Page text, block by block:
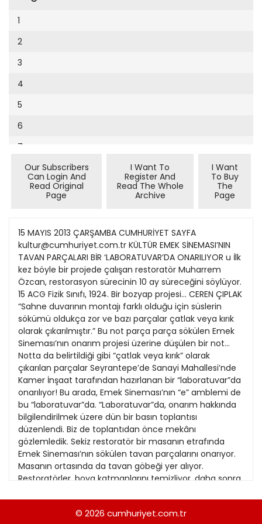
Cumhuriyet Sağlıklı Beslenme
Cumhuriyet Sokak
Cumhuriyet Spor
Cumhuriyet Strateji
Cumhuriyet Tarım
Cumhuriyet Yılbaşı
Çerçeve Eki
Dergi Eki
Ekonomi Eki
Evleniyoruz
Güney Dogu
Kitap Eki
Özel Ekler
Özel Okullar
Sevgililer Günü
Siyaset Eki
Sürdürülebilir yaşam
Turizm Eki
Yerel Yönetimler
1994
1991
1990
1989
1988
1987
1986
1985
1983
1982
1981
1980
9
10
11
12
13
14
15
16
19
20
21
22
23
24
25
26
27
28
29
30
31
1
2
3
4
5
6
7
11
12
13
14
15
16
17
18
Our Subscribers
Can Login And
Read Original
Page
I Want To
Register And
Read The Whole
Archive
I Want
To Buy
The
Page
15 MAYIS 2013 ÇARŞAMBA CUMHURİYET SAYFA
kultur@cumhuriyet.com.tr KÜLTÜR EMEK SİNEMASI’NIN
TAVAN PARÇALARI BİR ‘LABORATUVAR’DA ONARILIYOR u İlk
kez böyle bir projede çalışan restoratör Muharrem
Özcan, restorasyon sürecinin 10 ay süreceğini söylüyor.
15 ACG Fizik Sınıfı, 1924. Bir bozyap projesi... CEREN ÇIPLAK
“Sahne duvarının montajı farklı olduğu için süslerin
sökümü oldukça zor ve bazı parçalar çatlak veya kırık
olarak çıkarılmıştır.” Bu not parça parça sökülen Emek
Sineması’nın onarım projesi üzerine düşülen bir not...
Notta da belirtildiği gibi “çatlak veya kırık” olarak
çıkarılan parçalar Seyrantepe’de Sanayi Mahallesi’nde
Kamer İnşaat tarafından hazırlanan bir “laboratuvar”da
onarılıyor! Bu arada, Emek Sineması’nın “e” amblemi de
bu “laboratuvar”da. “Laboratuvar”da, onarım hakkında
bilgilendirilmek üzere dün bir basın toplantısı
düzenlendi. Biz de toplantıdan önce mekânı
gözlemledik. Sekiz restoratör bir masanın etrafında
Emek Sineması’nın sökülen tavan parçalarını onarıyor.
Masanın ortasında da tavan göbeği yer alıyor.
Restoratörler, boya katmanlarını temizliyor, daha sonra
tavanın parçaları “puzzle” gibi sökülüp
numaralandırılmış. Parçaların bir kısmı onarımda, bir
© 2026 cumhuriyet.com.tr